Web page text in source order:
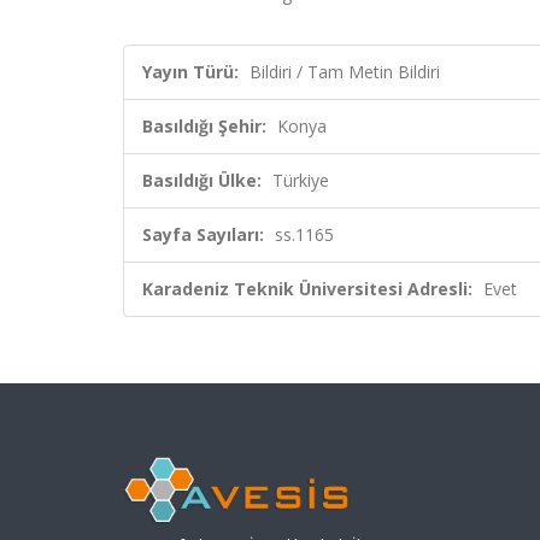
Yayın Türü: Bildiri / Tam Metin Bildiri
Basıldığı Şehir: Konya
Basıldığı Ülke: Türkiye
Sayfa Sayıları: ss.1165
Karadeniz Teknik Üniversitesi Adresli: Evet